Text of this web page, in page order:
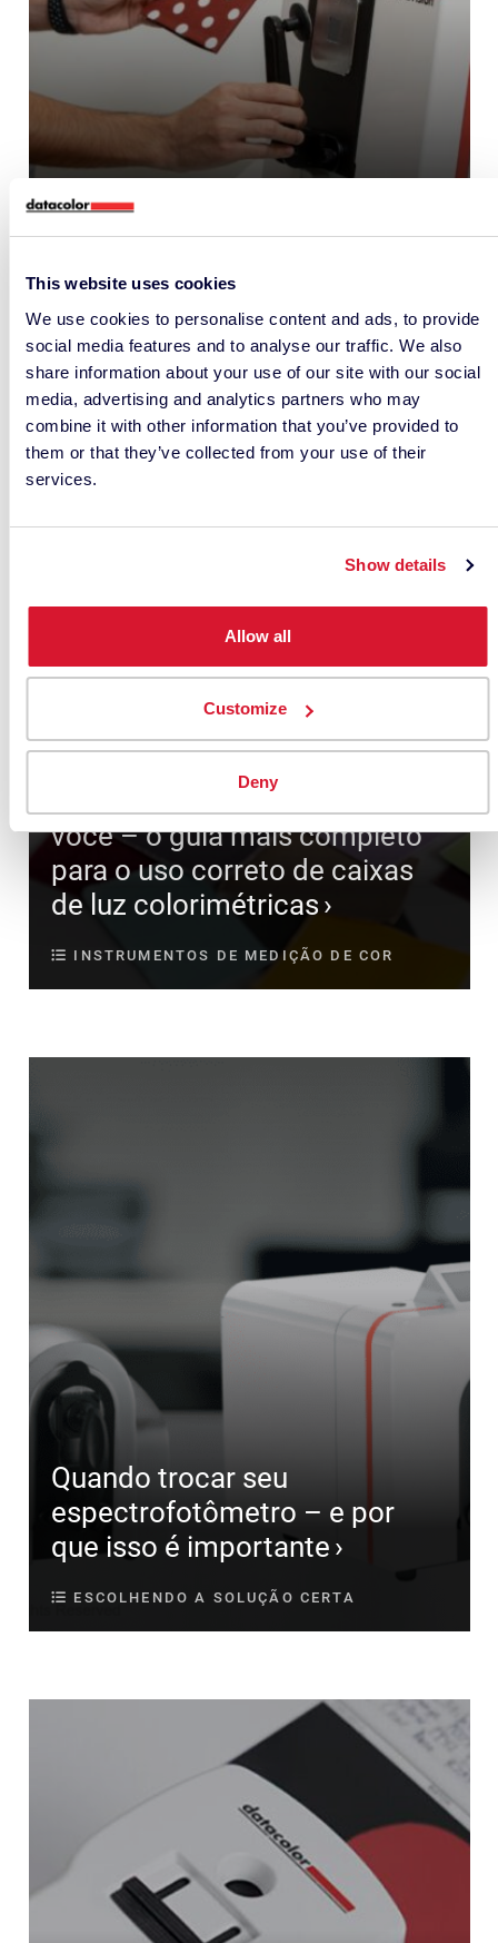
This website uses cookies
We use cookies to personalise content and ads, to provide
social media features and to analyse our traffic. We also
share information about your use of our site with our social
media, advertising and analytics partners who may
combine it with other information that you’ve provided to
them or that they’ve collected from your use of their
services.
Show details
Allow all
Customize
Deny
Calibração de instrumentos
em fluxos de trabalho globais
INSTRUMENTOS DE MEDIÇÃO DE COR
Não deixe que a cor engane
você – o guia mais completo
para o uso correto de caixas
de luz colorimétricas
INSTRUMENTOS DE MEDIÇÃO DE COR
Quando trocar seu
espectrofotômetro – e por
que isso é importante
ESCOLHENDO A SOLUÇÃO CERTA